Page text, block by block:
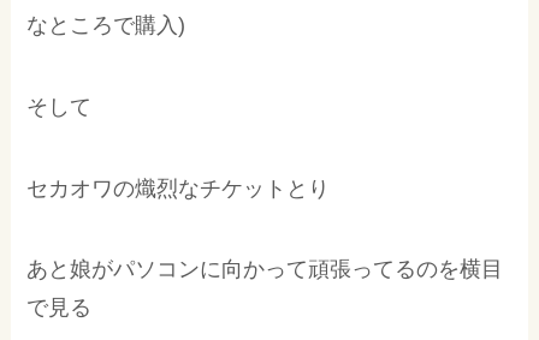
なところで購入)
そして
セカオワの熾烈なチケットとり
あと娘がパソコンに向かって頑張ってるのを横目
で見る